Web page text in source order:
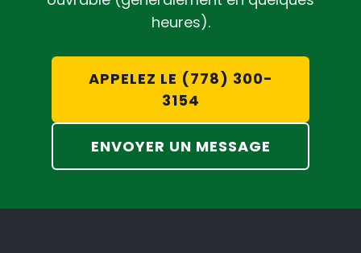
heures).
APPELEZ LE (778) 300-
3154
ENVOYER UN MESSAGE